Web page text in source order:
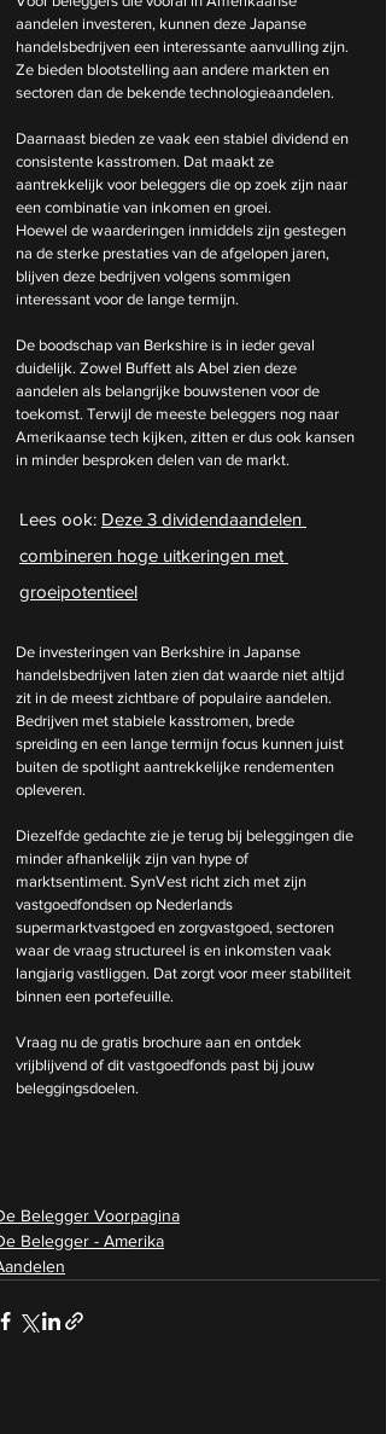
aandelen investeren, kunnen deze Japanse
handelsbedrijven een interessante aanvulling zijn.
Ze bieden blootstelling aan andere markten en
sectoren dan de bekende technologieaandelen.
Daarnaast bieden ze vaak een stabiel dividend en
consistente kasstromen. Dat maakt ze
aantrekkelijk voor beleggers die op zoek zijn naar
een combinatie van inkomen en groei.
Hoewel de waarderingen inmiddels zijn gestegen
na de sterke prestaties van de afgelopen jaren,
blijven deze bedrijven volgens sommigen
interessant voor de lange termijn.
De boodschap van Berkshire is in ieder geval
duidelijk. Zowel Buffett als Abel zien deze
aandelen als belangrijke bouwstenen voor de
toekomst. Terwijl de meeste beleggers nog naar
Amerikaanse tech kijken, zitten er dus ook kansen
in minder besproken delen van de markt.
Lees ook: Deze 3 dividendaandelen
combineren hoge uitkeringen met
groeipotentieel
De investeringen van Berkshire in Japanse
handelsbedrijven laten zien dat waarde niet altijd
zit in de meest zichtbare of populaire aandelen.
Bedrijven met stabiele kasstromen, brede
spreiding en een lange termijn focus kunnen juist
buiten de spotlight aantrekkelijke rendementen
opleveren.
Diezelfde gedachte zie je terug bij beleggingen die
minder afhankelijk zijn van hype of
marktsentiment. SynVest richt zich met zijn
vastgoedfondsen op Nederlands
supermarktvastgoed en zorgvastgoed, sectoren
waar de vraag structureel is en inkomsten vaak
langjarig vastliggen. Dat zorgt voor meer stabiliteit
binnen een portefeuille.
Vraag nu de gratis brochure aan en ontdek
vrijblijvend of dit vastgoedfonds past bij jouw
beleggingsdoelen.
Belegger Voorpagina
Belegger - Amerika